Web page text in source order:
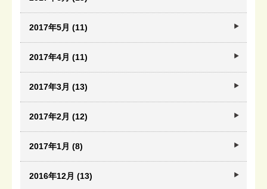
2017年5月 (11)
2017年4月 (11)
2017年3月 (13)
2017年2月 (12)
2017年1月 (8)
2016年12月 (13)